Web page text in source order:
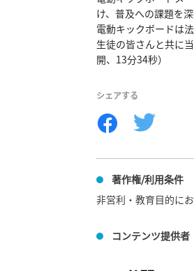
け、普及への課題を
電動キックボードは
生徒の皆さんと共に
開、13分34秒）
シェアする
著作権/利用条件
非営利・教育目的に
コンテンツ提供者